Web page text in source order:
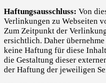
Haftungsausschluss: Von
Verlinkungen zu Webseiten
Zum Zeitpunkt der
ersichtlich. Daher
keine Haftung für diese
die Gestaltung dieser
der Haftung der jeweiligen